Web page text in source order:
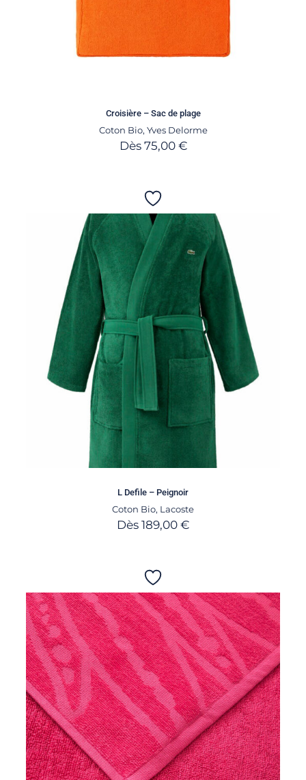
Croisière – Sac de plage
Coton Bio, Yves Delorme
Dès 75,00 €
L Defile – Peignoir
Coton Bio, Lacoste
Dès 189,00 €